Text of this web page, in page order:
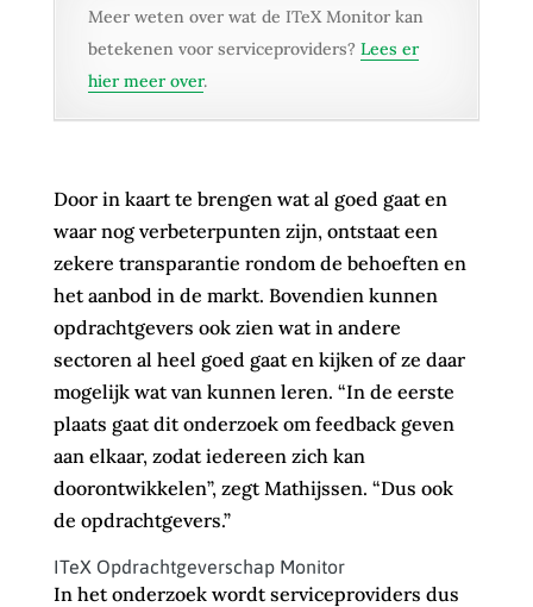
Meer weten over wat de ITeX Monitor kan
betekenen voor serviceproviders? Lees er
hier meer over.
Door in kaart te brengen wat al goed gaat en
waar nog verbeterpunten zijn, ontstaat een
zekere transparantie rondom de behoeften en
het aanbod in de markt. Bovendien kunnen
opdrachtgevers ook zien wat in andere
sectoren al heel goed gaat en kijken of ze daar
mogelijk wat van kunnen leren. “In de eerste
plaats gaat dit onderzoek om feedback geven
aan elkaar, zodat iedereen zich kan
doorontwikkelen”, zegt Mathijssen. “Dus ook
de opdrachtgevers.”
ITeX Opdrachtgeverschap Monitor
In het onderzoek wordt serviceproviders dus